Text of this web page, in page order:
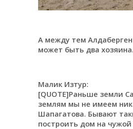
А между тем
может быть два
Малик Изтур:
[QUOTE]Раньше земли
землям мы не имеем
Шапагатова. Бывают
построить дом на